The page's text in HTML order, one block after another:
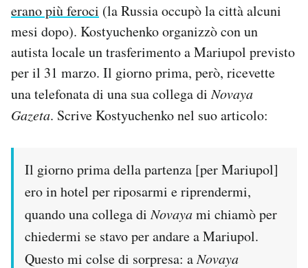
erano più feroci (la Russia occupò la città alcuni
mesi dopo). Kostyuchenko organizzò con un
autista locale un trasferimento a Mariupol previsto
per il 31 marzo. Il giorno prima, però, ricevette
una telefonata di una sua collega diNovaya
Gazeta. Scrive Kostyuchenko nel suo articolo:
Il giorno prima della partenza [per Mariupol]
ero in hotel per riposarmi e riprendermi,
quando una collega diNovayami chiamò per
chiedermi se stavo per andare a Mariupol.
Questo mi colse di sorpresa: aNovaya